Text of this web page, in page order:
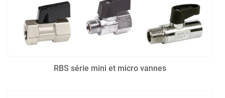
RBS série mini et micro vannes